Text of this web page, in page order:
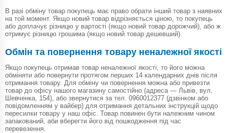
В разі обміну товар покупець має право обрати інший товар з наявних
на той момент. Якщо новий товар відрізняється ціною, то покупець
або доплачує різницю у вартості (якщо новий товар дорожчий), або ж
отримує різницю грошима (якщо новий товар дешевший).
Обмін та повернення товару неналежної якості
Якщо покупець отримав товар неналежної якості, то його можна
обміняти або повернути протягом перших 14 календарних днів після
отримання товару. Для обміну чи повернення можна або привезти
товар до офісу нашого магазину самостійно (адреса — Львів, вул.
Шевченка, 154), або звернутися за тел. 0960012377 (дзвінком або
повідомленням у вайбер) для отримання детальних інструкцій щодо
пересилки товару у наш офіс. Товар повинен бути належним чином
запакований, аби вберегти його від пошкодження під час
перевезення.